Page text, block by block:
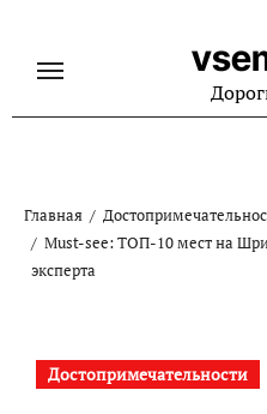
содержанию
Главная
Must-see: ТОП-10 мест на
эксперта
Достопримечательности